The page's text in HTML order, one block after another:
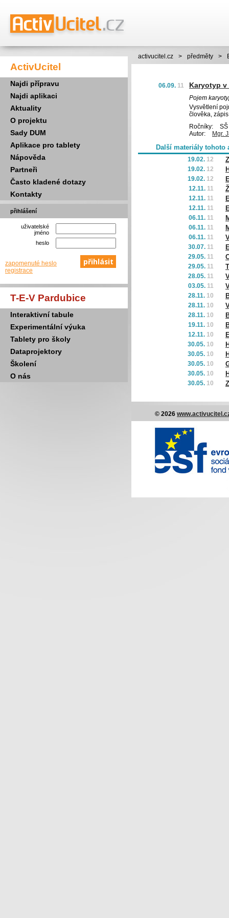
ActivUcitel
Najdi přípravu
Najdi aplikaci
Aktuality
O projektu
Sady DUM
Aplikace pro tablety
Nápověda
Partneři
Často kladené dotazy
Kontakty
přihlášení
uživatelské
jméno
heslo
zapomenuté heslo
registrace
T-E-V Pardubice
Interaktivní tabule
Experimentální výuka
Tablety pro školy
Dataprojektory
Školení
O nás
activucitel.cz > předměty >
06.09. 11 Karyotyp
Pojem
Vysvětlení
člověka,
Ročníky:
SŠ
Autor:
Mgr.
Další materiály tohoto
19.02. 12
19.02. 12
19.02. 12
12.11. 11
12.11. 11
12.11. 11
06.11. 11
06.11. 11
06.11. 11
30.07. 11
29.05. 11
29.05. 11
28.05. 11
03.05. 11
28.11. 10
28.11. 10
28.11. 10
19.11. 10
12.11. 10
30.05. 10
30.05. 10
30.05. 10
30.05. 10
30.05. 10
© 2026